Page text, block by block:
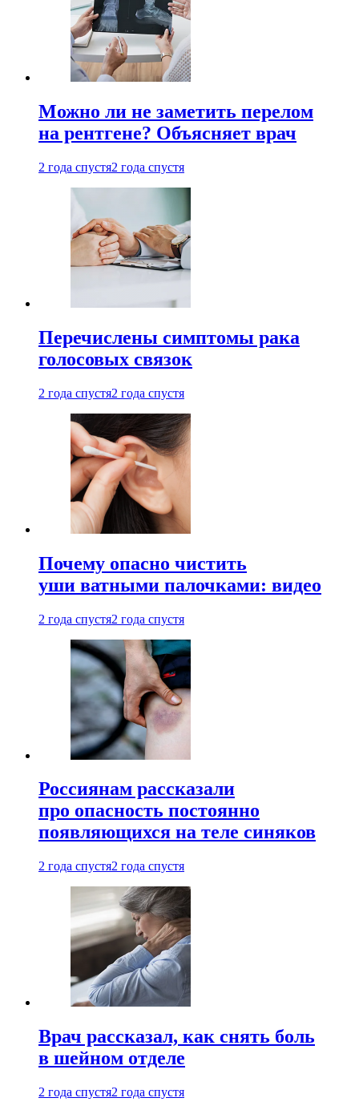
Можно ли не заметить перелом
на рентгене? Объясняет врач
2 года спустя2 года спустя
Перечислены симптомы рака
голосовых связок
2 года спустя2 года спустя
Почему опасно чистить
уши ватными палочками: видео
2 года спустя2 года спустя
Россиянам рассказали
про опасность постоянно
появляющихся на теле синяков
2 года спустя2 года спустя
Врач рассказал, как снять боль
в шейном отделе
2 года спустя2 года спустя